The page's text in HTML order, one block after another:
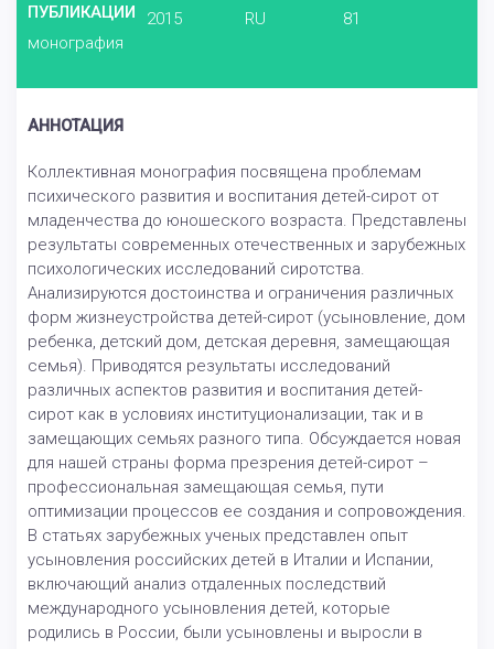
ПУБЛИКАЦИИ
монография
2015
RU
81
АННОТАЦИЯ
Коллективная монография посвящена проблемам
психического развития и воспитания детей-сирот от
младенчества до юношеского возраста. Представлены
результаты современных отечественных и зарубежных
психологических исследований сиротства.
Анализируются достоинства и ограничения различных
форм жизнеустройства детей-сирот (усыновление, дом
ребенка, детский дом, детская деревня, замещающая
семья). Приводятся результаты исследований
различных аспектов развития и воспитания детей-
сирот как в условиях институционализации, так и в
замещающих семьях разного типа. Обсуждается новая
для нашей страны форма презрения детей-сирот –
профессиональная замещающая семья, пути
оптимизации процессов ее создания и сопровождения.
В статьях зарубежных ученых представлен опыт
усыновления российских детей в Италии и Испании,
включающий анализ отдаленных последствий
международного усыновления детей, которые
родились в России, были усыновлены и выросли в